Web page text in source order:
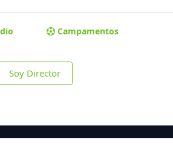
Campamentos
Soy Director